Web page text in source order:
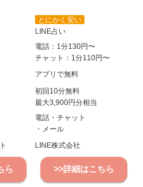
とにかく安い
LINE占い
電話：1分130円〜
チャット：1分110円〜
アプリで無料
初回10分無料
最大3,900円分相当
電話・チャット
・メール
LINE株式会社
ら >>詳細はこちら